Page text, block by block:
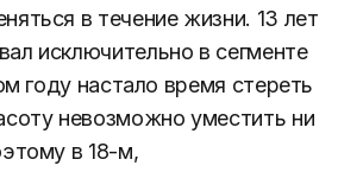
в течение жизни. 13 лет
исключительно в сегменте
году настало время стереть
невозможно уместить ни
в 18-м,